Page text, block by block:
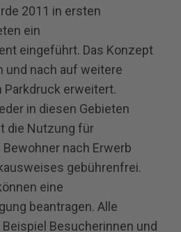
2011 in ersten
ein
eingeführt. Das Konzept
und nach auf weitere
erweitert.
in diesen Gebieten
die Nutzung für
nach Erwerb
gebührenfrei.
eine
beantragen. Alle
Besucherinnen und